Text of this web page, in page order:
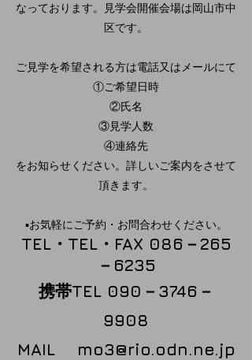
なっております。見学会開催会場は岡山市中
区です。
ご見学を希望される方は電話又はメールにて
①ご希望日時
②氏名
③見学人数
④連絡先
をお知らせください。詳しいご案内をさせて
頂きます。
▪️お気軽にご予約・お問合わせください。
TEL・TEL・FAX 086－265
－6235
携帯TEL 090－3746－
9908
MAIL mo3@rio.odn.ne.jp